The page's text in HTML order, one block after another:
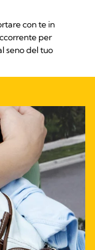
con te in
per
seno del tuo